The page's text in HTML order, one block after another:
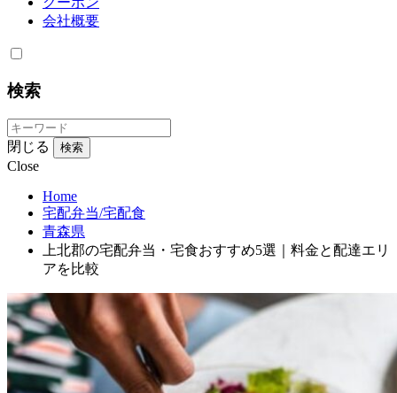
会社概要
検索
閉じる 検索
Close
Home
宅配弁当/宅配食
青森県
上北郡の宅配弁当・宅食おすすめ5選｜料金と配達エリ
アを比較